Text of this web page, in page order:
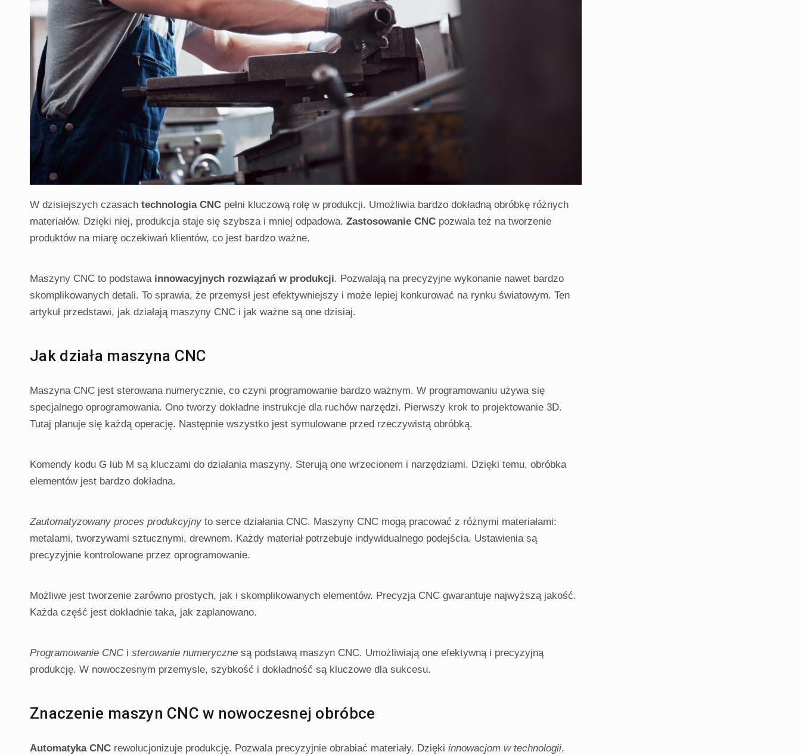
W dzisiejszych czasach technologia CNC pełni kluczową rolę w produkcji. Umożliwia bardzo dokładną obróbkę różnych
materiałów. Dzięki niej, produkcja staje się szybsza i mniej odpadowa. Zastosowanie CNC pozwala też na tworzenie
produktów na miarę oczekiwań klientów, co jest bardzo ważne.
Maszyny CNC to podstawa innowacyjnych rozwiązań w produkcji. Pozwalają na precyzyjne wykonanie nawet bardzo
skomplikowanych detali. To sprawia, że przemysł jest efektywniejszy i może lepiej konkurować na rynku światowym. Ten
artykuł przedstawi, jak działają maszyny CNC i jak ważne są one dzisiaj.
Jak działa maszyna CNC
Maszyna CNC jest sterowana numerycznie, co czyni programowanie bardzo ważnym. W programowaniu używa się
specjalnego oprogramowania. Ono tworzy dokładne instrukcje dla ruchów narzędzi. Pierwszy krok to projektowanie 3D.
Tutaj planuje się każdą operację. Następnie wszystko jest symulowane przed rzeczywistą obróbką.
Komendy kodu G lub M są kluczami do działania maszyny. Sterują one wrzecionem i narzędziami. Dzięki temu, obróbka
elementów jest bardzo dokładna.
Zautomatyzowany proces produkcyjny to serce działania CNC. Maszyny CNC mogą pracować z różnymi materiałami:
metalami, tworzywami sztucznymi, drewnem. Każdy materiał potrzebuje indywidualnego podejścia. Ustawienia są
precyzyjnie kontrolowane przez oprogramowanie.
Możliwe jest tworzenie zarówno prostych, jak i skomplikowanych elementów. Precyzja CNC gwarantuje najwyższą jakość.
Każda część jest dokładnie taka, jak zaplanowano.
Programowanie CNCi sterowanie numeryczne są podstawą maszyn CNC. Umożliwiają one efektywną i precyzyjną
produkcję. W nowoczesnym przemysle, szybkość i dokładność są kluczowe dla sukcesu.
Znaczenie maszyn CNC w nowoczesnej obróbce
Automatyka CNC rewolucjonizuje produkcję. Pozwala precyzyjnie obrabiać materiały. Dzięki innowacjom w technologii,